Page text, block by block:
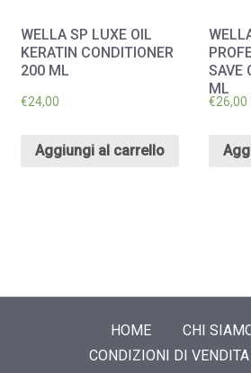
WELLA SP LUXE OIL
KERATIN CONDITIONER
200 ML
€24,00
Aggiungi al carrello
SAVE
ML
€26,00
HOME CHI
CONDIZIONI DI VENDITA